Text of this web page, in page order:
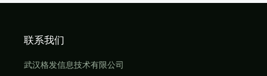
联系我们
武汉格发信息技术有限公司